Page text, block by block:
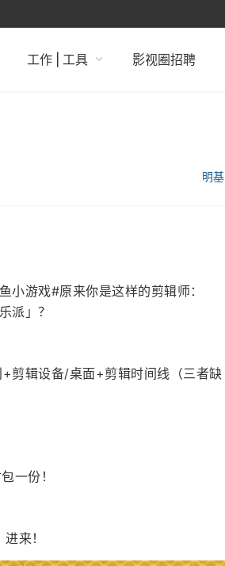
工作 | 工具 影视圈招聘
明基
小游戏#原来你是这样的剪辑师：
派」？
辑设备/桌面+剪辑时间线（三者缺
一份！
来！